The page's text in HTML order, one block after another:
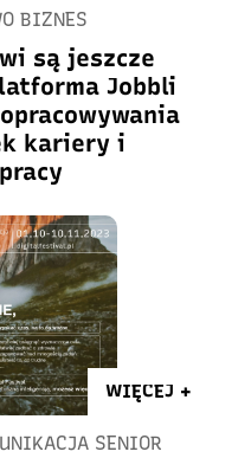
BIZNES
są jeszcze
Jobbli
kariery i
WIĘCEJ +
SENIOR